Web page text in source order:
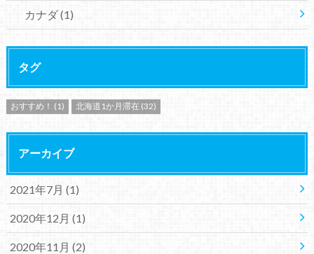
カナダ(1)
タグ
おすすめ！ (1) 北海道1か月滞在 (32)
アーカイブ
2021年7月 (1)
2020年12月 (1)
2020年11月 (2)